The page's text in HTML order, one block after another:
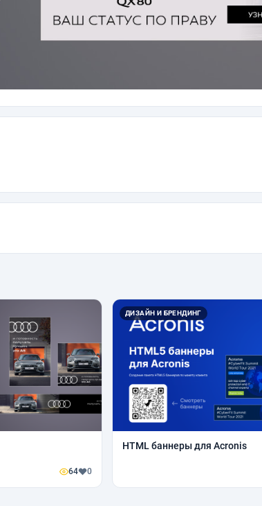
64 0
ДИЗАЙН И БРЕНДИНГ
HTML баннеры для Acronis